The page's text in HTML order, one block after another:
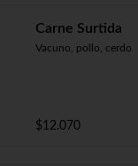
Carne Surtida
Vacuno, pollo, cerdo
$12.070